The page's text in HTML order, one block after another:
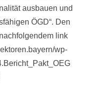
ausbauen und
ÖGD“. Den
link
wp-